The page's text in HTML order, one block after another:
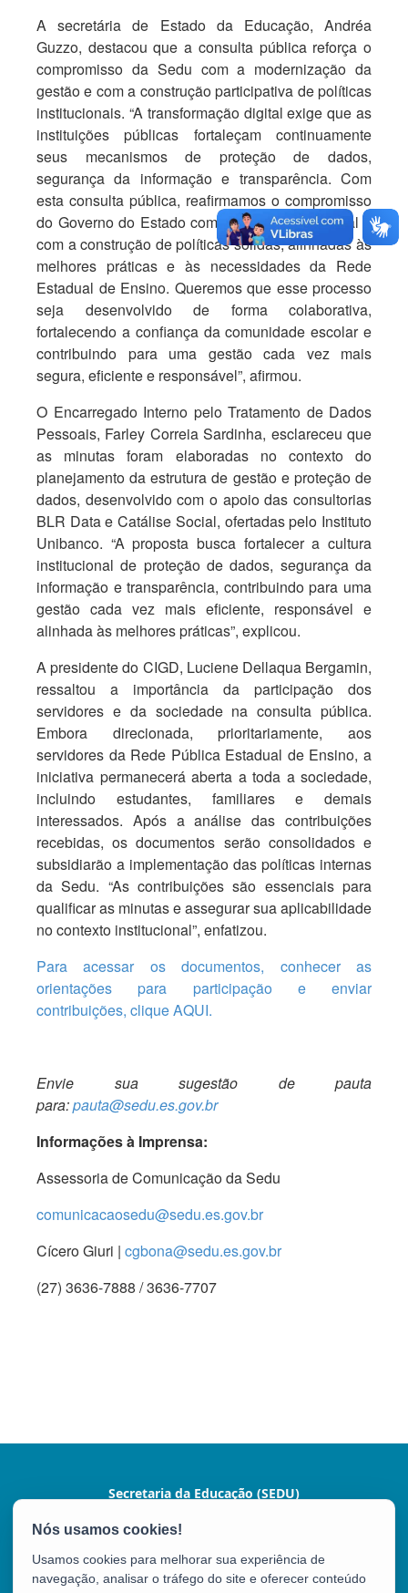
A secretária de Estado da Educação, Andréa
Guzzo, destacou que a consulta pública reforça o
compromisso da Sedu com a modernização da
gestão e com a construção participativa de políticas
institucionais. “A transformação digital exige que as
instituições públicas fortaleçam continuamente
seus mecanismos de proteção de dados,
segurança da informação e transparência. Com
esta consulta pública, reafirmamos o compromisso
do Governo do Estado com a participação social e
com a construção de políticas sólidas, alinhadas às
melhores práticas e às necessidades da Rede
Estadual de Ensino. Queremos que esse processo
seja desenvolvido de forma colaborativa,
fortalecendo a confiança da comunidade escolar e
contribuindo para uma gestão cada vez mais
segura, eficiente e responsável”, afirmou.
O Encarregado Interno pelo Tratamento de Dados
Pessoais, Farley Correia Sardinha, esclareceu que
as minutas foram elaboradas no contexto do
planejamento da estrutura de gestão e proteção de
dados, desenvolvido com o apoio das consultorias
BLR Data e Catálise Social, ofertadas pelo Instituto
Unibanco. “A proposta busca fortalecer a cultura
institucional de proteção de dados, segurança da
informação e transparência, contribuindo para uma
gestão cada vez mais eficiente, responsável e
alinhada às melhores práticas”, explicou.
A presidente do CIGD, Luciene Dellaqua Bergamin,
ressaltou a importância da participação dos
servidores e da sociedade na consulta pública.
Embora direcionada, prioritariamente, aos
servidores da Rede Pública Estadual de Ensino, a
iniciativa permanecerá aberta a toda a sociedade,
incluindo estudantes, familiares e demais
interessados. Após a análise das contribuições
recebidas, os documentos serão consolidados e
subsidiarão a implementação das políticas internas
da Sedu. “As contribuições são essenciais para
qualificar as minutas e assegurar sua aplicabilidade
no contexto institucional”, enfatizou.
Para acessar os documentos, conhecer as
orientações para participação e enviar
contribuições, clique AQUI.
Envie sua sugestão de pauta
para:pauta@sedu.es.gov.br
Informações à Imprensa:
Assessoria de Comunicação da Sedu
comunicacaosedu@sedu.es.gov.br
Cícero Giuri | cgbona@sedu.es.gov.br
(27) 3636-7888 / 3636-7707
Secretaria da Educação (SEDU)
Av. César Hilal, 1111 - Santa Lúcia
Tel.: 3636-7600 / 3636-7601
Usamos cookies para melhorar sua experiência de
navegação, analisar o tráfego do site e oferecer conteúdo